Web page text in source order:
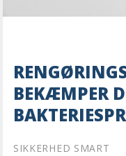
BEKÆMPER
SIKKERHED SMART